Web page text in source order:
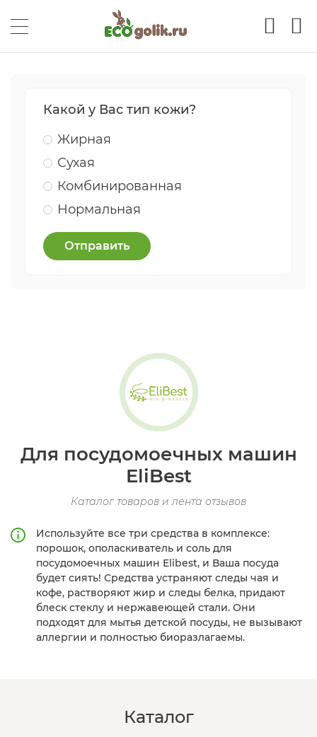
Какой у Вас тип кожи?
Жирная
Сухая
Комбинированная
Нормальная
Отправить
Для посудомоечных машин
EliBest
Каталог товаров и лента отзывов
Используйте все три средства в комплексе:
порошок, ополаскиватель и соль для
посудомоечных машин Elibest, и Ваша посуда
будет сиять! Средства устраняют следы чая и
кофе, растворяют жир и следы белка, придают
блеск стеклу и нержавеющей стали. Они
подходят для мытья детской посуды, не вызывают
аллергии и полностью биоразлагаемы.
Каталог